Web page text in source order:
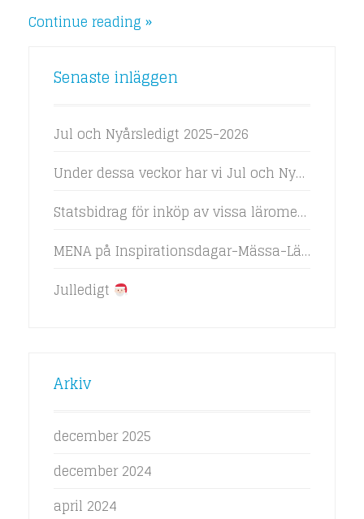
Continue reading
Senaste inläggen
Jul och Nyårsledigt 2025-2026
Under dessa veckor har vi Jul och Nyårsledigt!
Statsbidrag för inköp av vissa läromedel 2024
MENA på Inspirationsdagar-Mässa-LäroMedia 2024
Julledigt
Arkiv
december 2025
december 2024
april 2024